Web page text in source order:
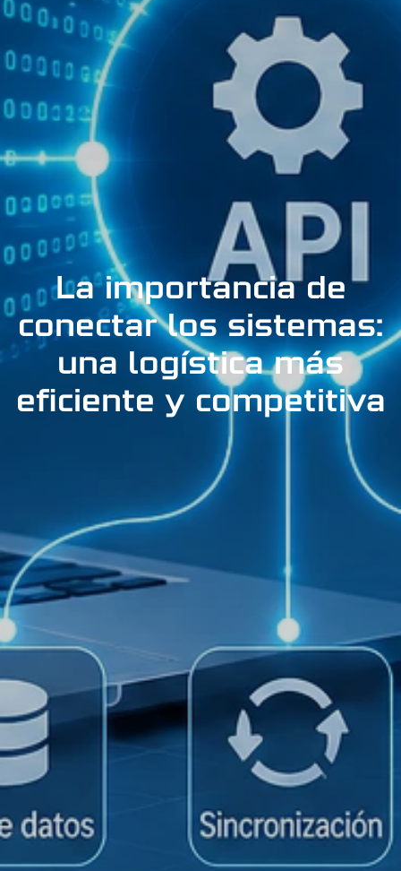
La importancia de
conectar los sistemas:
una logística más
eficiente y competitiva